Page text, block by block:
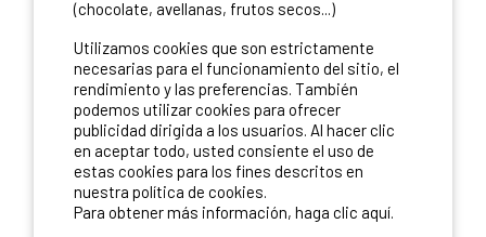
NEWSLETTER!
ME INSCRIBO
NUESTROS PARTNERS
(chocolate, avellanas, frutos secos...)
Utilizamos cookies que son estrictamente
necesarias para el funcionamiento del sitio, el
rendimiento y las preferencias. También
podemos utilizar cookies para ofrecer
publicidad dirigida a los usuarios. Al hacer clic
en aceptar todo, usted consiente el uso de
estas cookies para los fines descritos en
nuestra política de cookies.
Para obtener más información, haga clic aquí.